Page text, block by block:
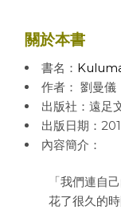
關於本書
書名：
作者： 劉曼儀
出版社：遠足
出版日期：
內容簡介：
「我們連自
花了很久的